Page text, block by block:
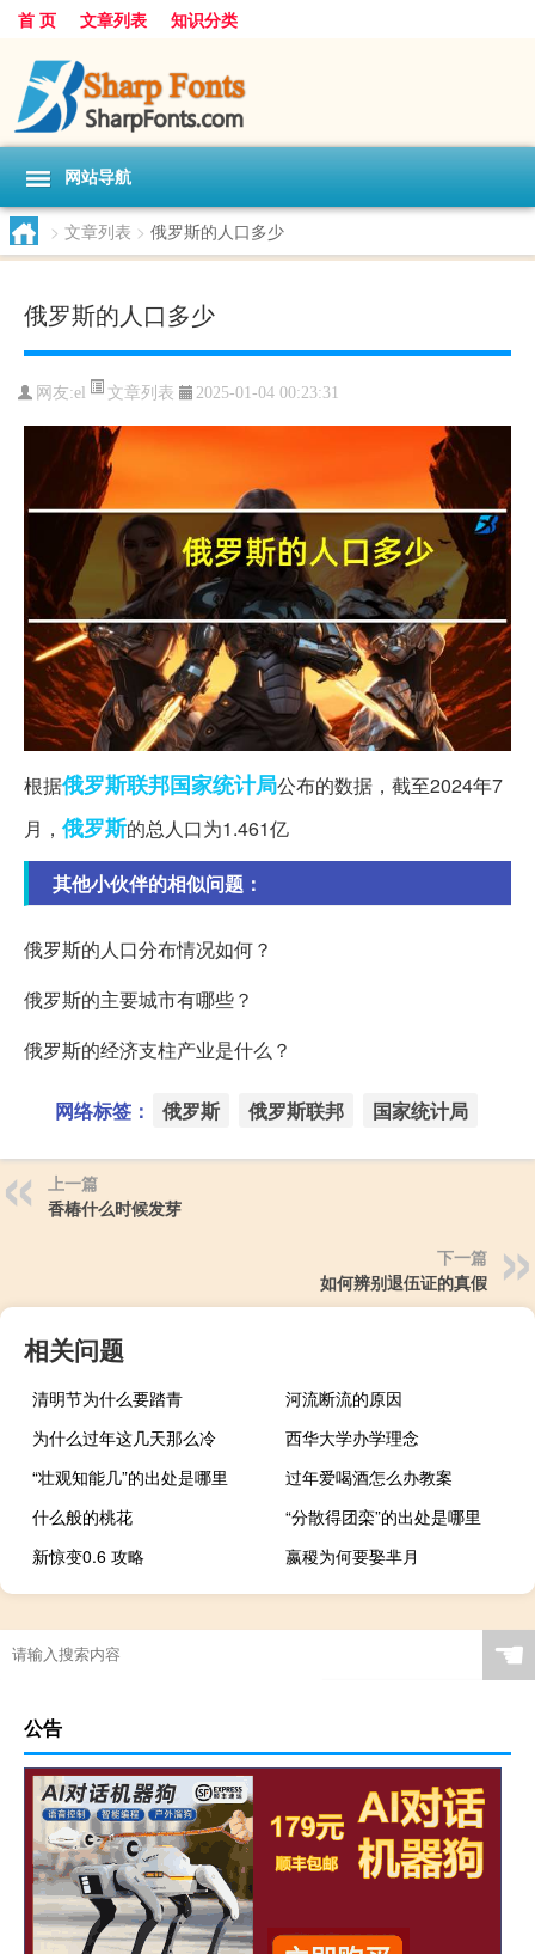
首 页 文章列表 知识分类
网站导航
> 文章列表 > 俄罗斯的人口多少
俄罗斯的人口多少
网友:el 文章列表 2025-01-04 00:23:31
根据俄罗斯联邦国家统计局公布的数据，截至2024年7
月， 俄罗斯的总人口为1.461亿
其他小伙伴的相似问题：
俄罗斯的人口分布情况如何？
俄罗斯的主要城市有哪些？
俄罗斯的经济支柱产业是什么？
网络标签： 俄罗斯 俄罗斯联邦 国家统计局
上一篇
香椿什么时候发芽
下一篇
如何辨别退伍证的真假
相关问题
清明节为什么要踏青
河流断流的原因
为什么过年这几天那么冷
西华大学办学理念
“壮观知能几”的出处是哪里
过年爱喝酒怎么办教案
什么般的桃花
“分散得团栾”的出处是哪里
新惊变0.6 攻略
嬴稷为何要娶芈月
☚
公告